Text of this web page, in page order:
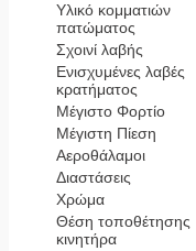
Υλικό κομματιών
πατώματος
Σχοινί λαβής
Ενισχυμένες λαβές
κρατήματος
Μέγιστο Φορτίο
Μέγιστη Πίεση
Αεροθάλαμοι
Διαστάσεις
Χρώμα
Θέση τοποθέτησης
κινητήρα